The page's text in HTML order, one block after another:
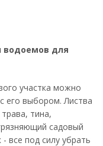
водоемов для
участка можно
его выбором. Листва
тина,
садовый
все под силу убрать